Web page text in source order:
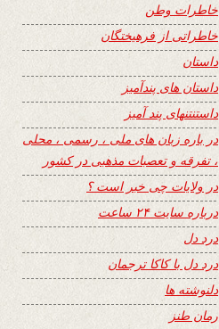
خاطرات وطن
خاطراتی از فرهیختگان
داستان
داستان های پندآمیز
داستنتنهای پند آمیز
در باره زبان های ملی ، رسمی ، محلی
، تفرقه و تعصبات مذهبی در کشور
در ولایات چی خبر است ؟
درباره سایت ۲۴ ساعت
درد دل
درد دل با کاکا ترجمان
دلنوشته ها
رمان طنز